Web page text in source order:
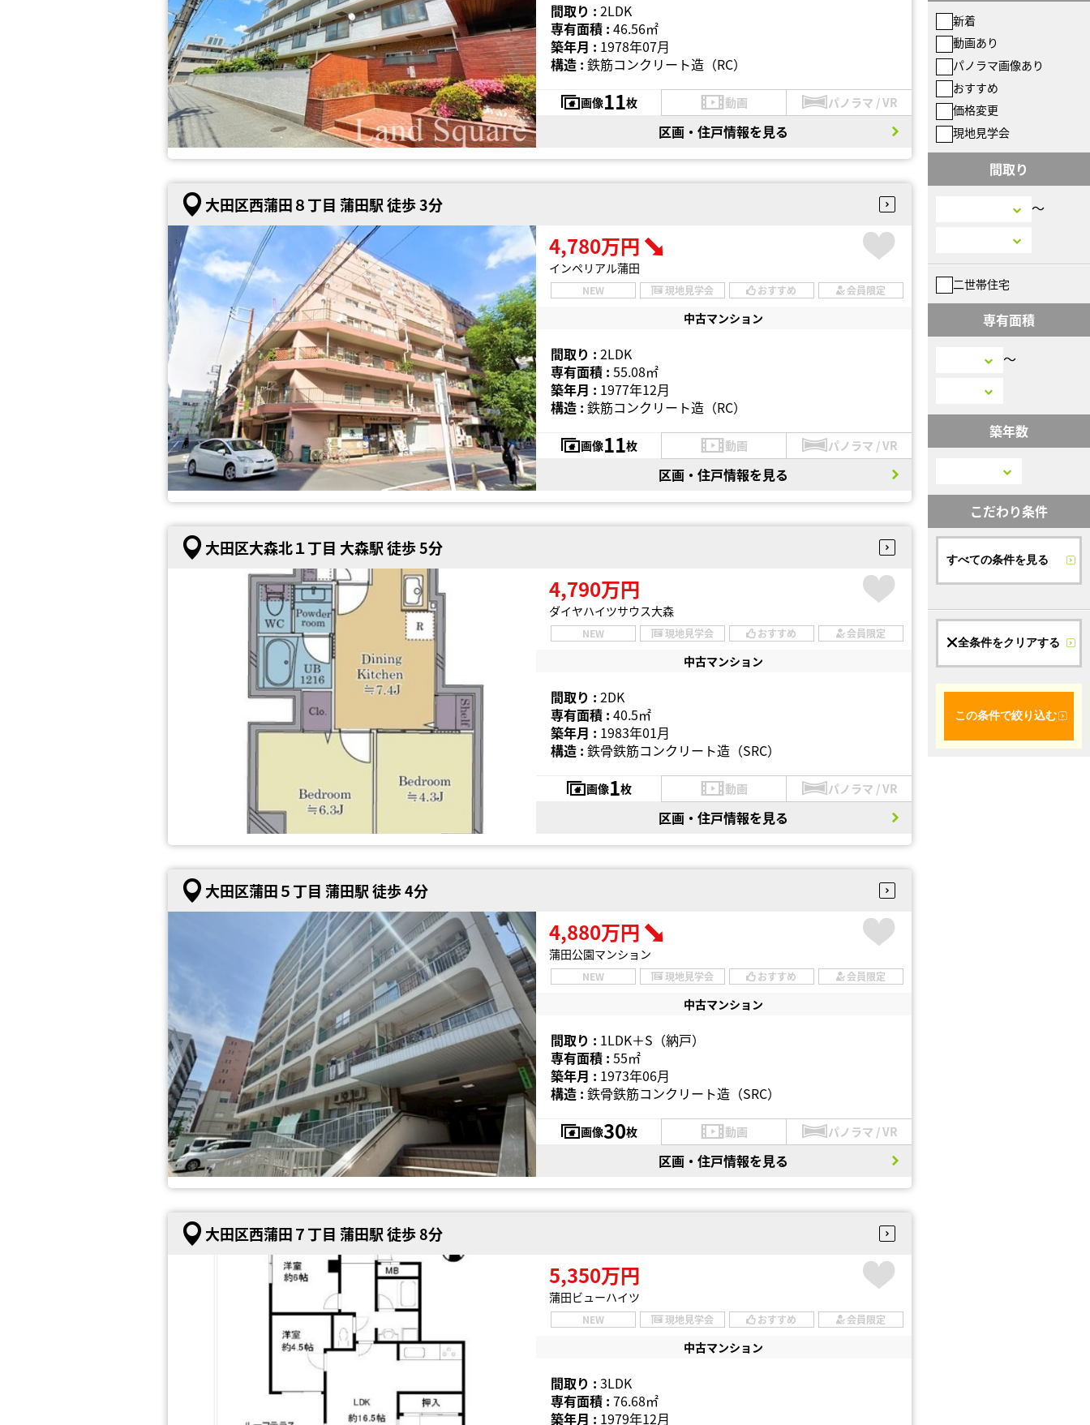
間取り : 2LDK
専有面積 : 46.56㎡
築年月 : 1978年07月
構造 : 鉄筋コンクリート造（RC）
画像11枚 動画 パノラマ / VR
区画・住戸情報を見る
大田区西蒲田８丁目 蒲田駅 徒歩 3分
4,780万円
インペリアル蒲田
NEW 現地見学会 おすすめ 会員限定
中古マンション
間取り : 2LDK
専有面積 : 55.08㎡
築年月 : 1977年12月
構造 : 鉄筋コンクリート造（RC）
画像11枚 動画 パノラマ / VR
区画・住戸情報を見る
大田区大森北１丁目 大森駅 徒歩 5分
4,790万円
ダイヤハイツサウス大森
NEW 現地見学会 おすすめ 会員限定
中古マンション
間取り : 2DK
専有面積 : 40.5㎡
築年月 : 1983年01月
構造 : 鉄骨鉄筋コンクリート造（SRC）
画像1枚 動画 パノラマ / VR
区画・住戸情報を見る
大田区蒲田５丁目 蒲田駅 徒歩 4分
4,880万円
蒲田公園マンション
NEW 現地見学会 おすすめ 会員限定
中古マンション
間取り : 1LDK＋S（納戸）
専有面積 : 55㎡
築年月 : 1973年06月
構造 : 鉄骨鉄筋コンクリート造（SRC）
画像30枚 動画 パノラマ / VR
区画・住戸情報を見る
大田区西蒲田７丁目 蒲田駅 徒歩 8分
5,350万円
蒲田ビューハイツ
NEW 現地見学会 おすすめ 会員限定
中古マンション
間取り : 3LDK
専有面積 : 76.68㎡
築年月 : 1979年12月
新着
動画あり
パノラマ画像あり
おすすめ
価格変更
現地見学会
間取り
〜
二世帯住宅
専有面積
〜
築年数
こだわり条件
すべての条件を見る
全条件をクリアする
この条件で絞り込む